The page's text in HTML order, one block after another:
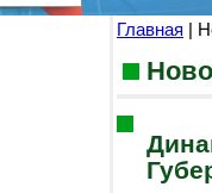
Главная |